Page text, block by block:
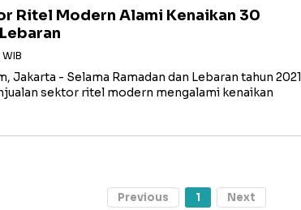
Ritel Modern Alami Kenaikan 30
Jakarta - Selama Ramadan dan Lebaran tahun 2021
sektor ritel modern mengalami kenaikan
Previous 1 Next